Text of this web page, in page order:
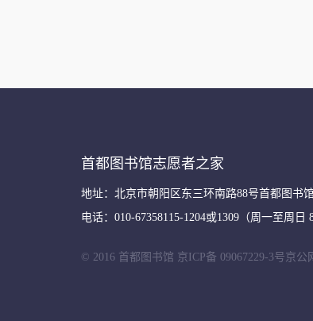
首都图书馆志愿者之家
地址：北京市朝阳区东三环南路88号首都图书
电话：010-67358115-1204或1309（周一至周日
© 2016 首都图书馆 京ICP备 09067229-3号京公